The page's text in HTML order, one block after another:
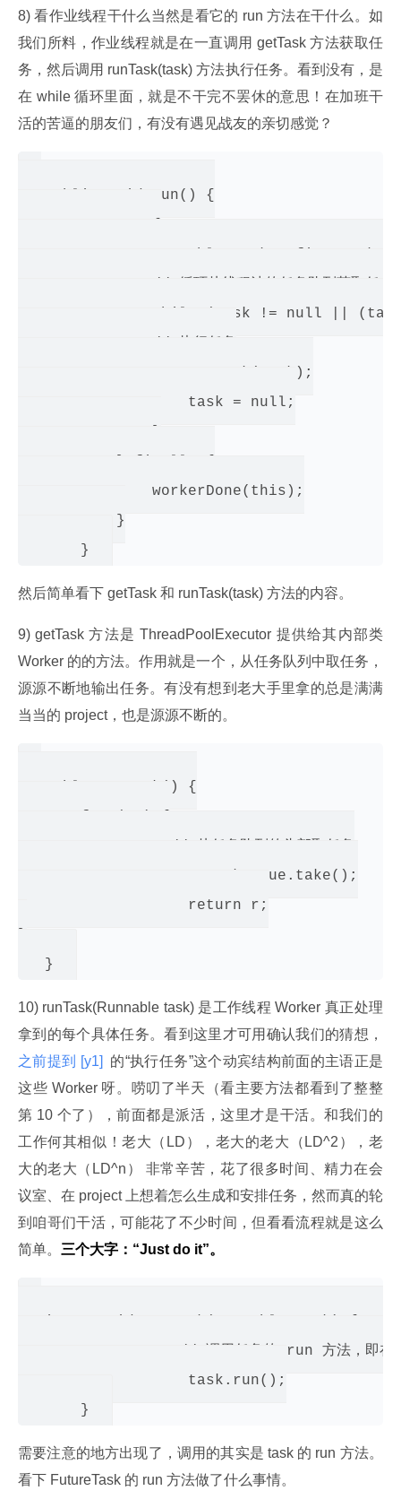
8) 看作业线程干什么当然是看它的 run 方法在干什么。如
我们所料，作业线程就是在一直调用 getTask 方法获取任
务，然后调用 runTask(task) 方法执行任务。看到没有，是
在 while 循环里面，就是不干完不罢休的意思！在加班干
活的苦逼的朋友们，有没有遇见战友的亲切感觉？
   public void run() {
while (task != null ||
                   runTask(task);
                   task = null;
               workerDone(this);
           }
然后简单看下 getTask 和 runTask(task) 方法的内容。
9) getTask 方法是 ThreadPoolExecutor 提供给其内部类
Worker 的的方法。作用就是一个，从任务队列中取任务，
源源不断地输出任务。有没有想到老大手里拿的总是满满
当当的 project，也是源源不断的。
Runnable getTask() {
                 r = workQueue.take();
                   return r;
10) runTask(Runnable task) 是工作线程 Worker 真正处理
拿到的每个具体任务。看到这里才可用确认我们的猜想，
之前提到
[y1]
的“执行任务”这个动宾结构前面的主语正是
这些 Worker 呀。唠叨了半天（看主要方法都看到了整整
第 10 个了），前面都是派活，这里才是干活。和我们的
工作何其相似！老大（LD），老大的老大（LD^2），老
大的老大（LD^n） 非常辛苦，花了很多时间、精力在会
议室、在 project 上想着怎么生成和安排任务，然而真的轮
到咱哥们干活，可能花了不少时间，但看看流程就是这么
简单。 三个大字：“Just do it”。
// 调用任务的 run 方法，即在
                   task.run();
需要注意的地方出现了，调用的其实是 task 的 run 方法。
看下 FutureTask 的 run 方法做了什么事情。